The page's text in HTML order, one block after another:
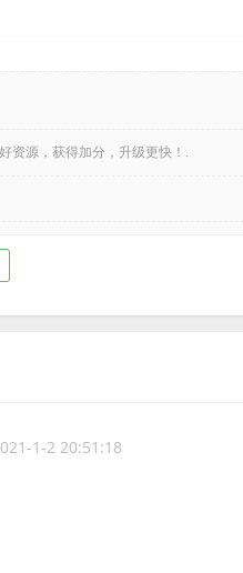
资源，获得加分，升级更快！.
1-2 20:51:18